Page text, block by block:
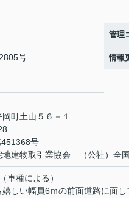
管理
号 情報
町土山５６－１
号
地建物取引業協会 （公社）全
車種による）
しい幅員6ｍの前面道路に面し